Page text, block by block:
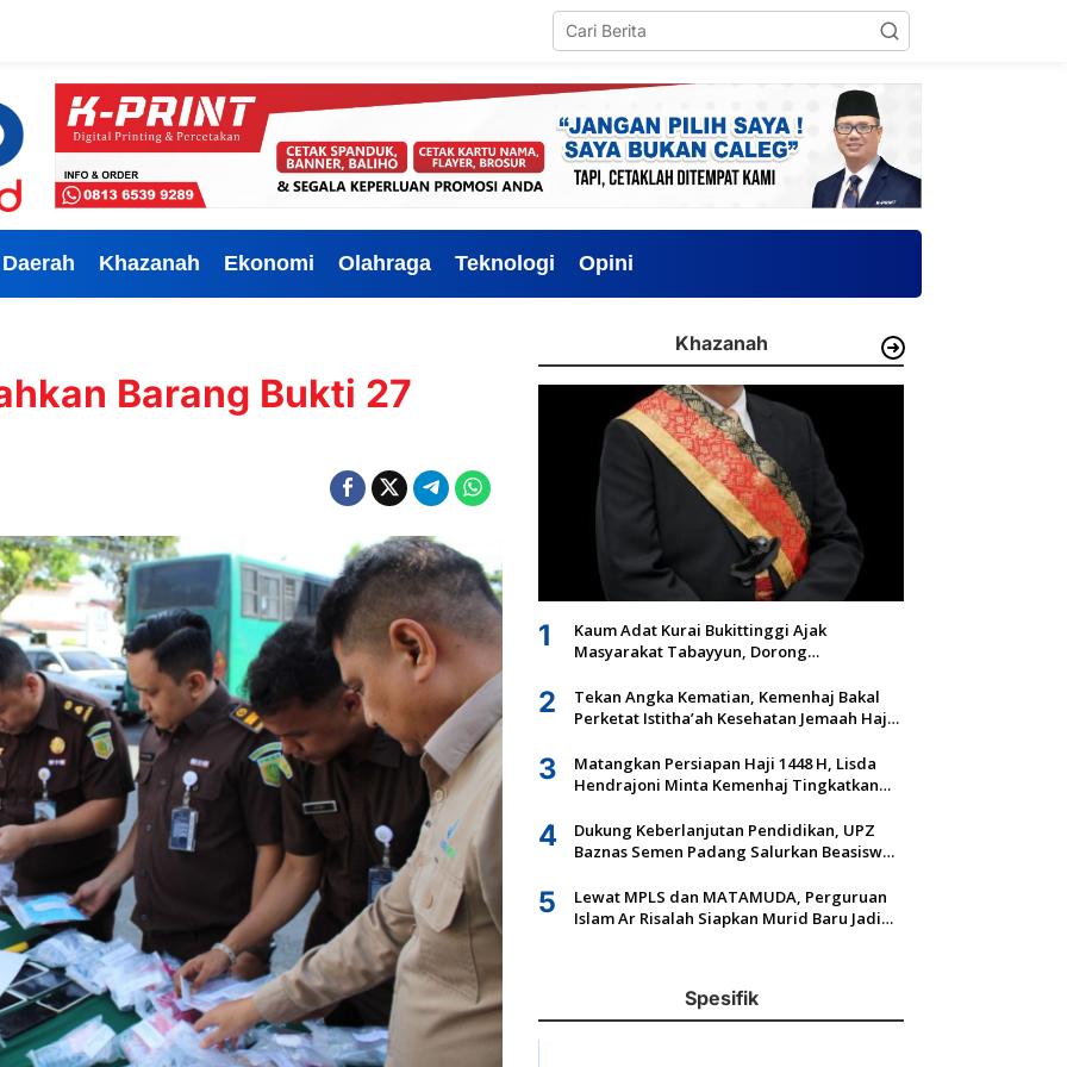
Daerah Khazanah Ekonomi Olahraga Teknologi Opini
Barang Bukti 27
Khazanah
1
Kaum Adat Kurai Bukittinggi Ajak
Masyarakat Tabayyun, Dorong
Ulayat
2
Tekan Angka Kematian, Kemenhaj Bakal
Perketat Istitha’ah Kesehatan Jemaah Haji
3
Matangkan Persiapan Haji 1448 H, Lisda
Hendrajoni Minta Kemenhaj Tingkatkan
4
Dukung Keberlanjutan Pendidikan, UPZ
Baznas Semen Padang Salurkan Beasiswa
5
Lewat MPLS dan MATAMUDA, Perguruan
Islam Ar Risalah Siapkan Murid Baru Jadi
Spesifik